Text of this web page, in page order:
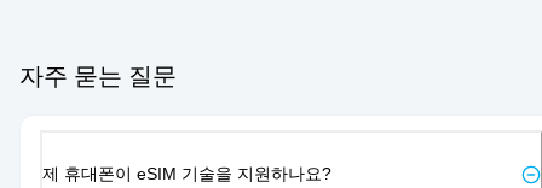
자주 묻는 질문
제 휴대폰이 eSIM 기술을 지원하나요?